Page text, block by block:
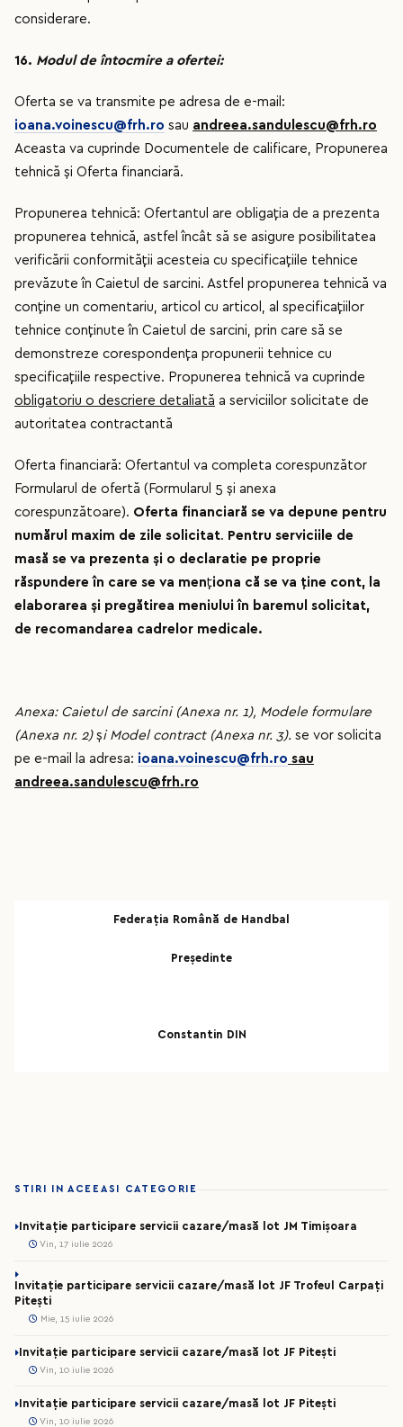
considerare.
16. Modul de întocmire a ofertei:
Oferta se va transmite pe adresa de e-mail:
ioana.voinescu@frh.ro sau andreea.sandulescu@frh.ro
Aceasta va cuprinde Documentele de calificare, Propunerea
tehnică și Oferta financiară.
Propunerea tehnică: Ofertantul are obligaţia de a prezenta
propunerea tehnică, astfel încât să se asigure posibilitatea
verificării conformităţii acesteia cu specificaţiile tehnice
prevăzute în Caietul de sarcini. Astfel propunerea tehnică va
conţine un comentariu, articol cu articol, al specificaţiilor
tehnice conţinute în Caietul de sarcini, prin care să se
demonstreze corespondenţa propunerii tehnice cu
specificaţiile respective. Propunerea tehnică va cuprinde
obligatoriu o descriere detaliată a serviciilor solicitate de
autoritatea contractantă
Oferta financiară: Ofertantul va completa corespunzător
Formularul de ofertă (Formularul 5 și anexa
corespunzătoare). Oferta financiară se va depune pentru
numărul maxim de zile solicitat. Pentru serviciile de
masă se va prezenta și o declaratie pe proprie
răspundere în care se va menţiona că se va ţine cont, la
elaborarea și pregătirea meniului în baremul solicitat,
de recomandarea cadrelor medicale.
Anexa: Caietul de sarcini (Anexa nr. 1), Modele formulare
(Anexa nr. 2) și Model contract (Anexa nr. 3). se vor solicita
pe e-mail la adresa: ioana.voinescu@frh.ro sau
andreea.sandulescu@frh.ro
Federaţia Română de Handbal
Președinte
Constantin DIN
STIRI IN ACEEASI CATEGORIE
Invitație participare servicii cazare/masă lot JM Timișoara
Vin, 17 iulie 2026
Invitație participare servicii cazare/masă lot JF Trofeul Carpați
Pitești
Mie, 15 iulie 2026
Invitație participare servicii cazare/masă lot JF Pitești
Vin, 10 iulie 2026
Invitație participare servicii cazare/masă lot JF Pitești
Vin, 10 iulie 2026